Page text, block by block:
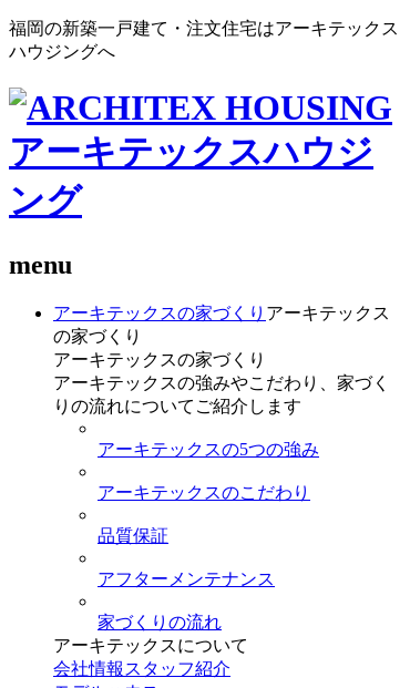
福岡の新築一戸建て・注文住宅はアーキテックス
ハウジングへ
menu
アーキテックスの家づくり アーキテックス
の家づくり
アーキテックスの家づくり
アーキテックスの強みやこだわり、家づく
りの流れについてご紹介します
アーキテックスの5つの強み
アーキテックスのこだわり
品質保証
アフターメンテナンス
家づくりの流れ
アーキテックスについて
会社情報 スタッフ紹介